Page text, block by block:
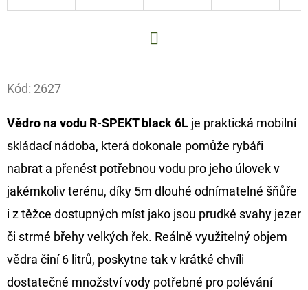
Kód: 2627
Vědro na vodu R-SPEKT black 6L je praktická mobilní
skládací nádoba, která dokonale pomůže rybáři
nabrat a přenést potřebnou vodu pro jeho úlovek v
jakémkoliv terénu, díky 5m dlouhé odnímatelné šňůře
i z těžce dostupných míst jako jsou prudké svahy jezer
či strmé břehy velkých řek. Reálně využitelný objem
vědra činí 6 litrů, poskytne tak v krátké chvíli
dostatečné množství vody potřebné pro polévání
HLEDAT
D
O
P
O
R
U
Č
U
J
E
M
E